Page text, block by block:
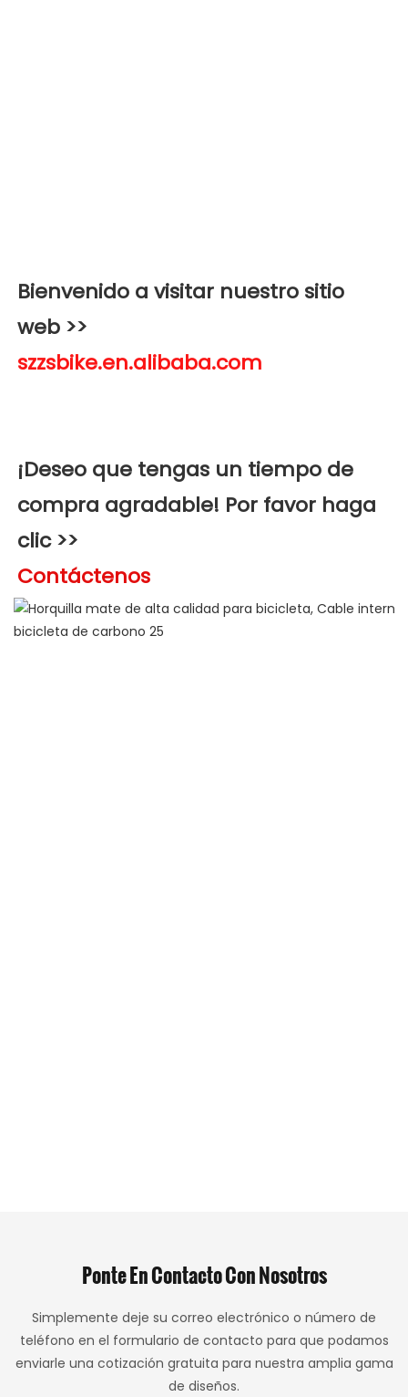
Bienvenido a visitar nuestro sitio
web >>
¡Deseo que tengas un tiempo de
compra agradable! Por favor haga
clic >>
Ponte En Contacto Con Nosotros
Simplemente deje su correo electrónico o número de
teléfono en el formulario de contacto para que podamos
enviarle una cotización gratuita para nuestra amplia gama
de diseños.